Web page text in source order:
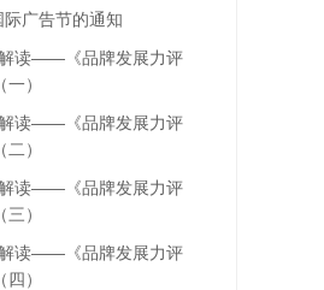
广告节的通知
解读——《品牌发展力评
）
解读——《品牌发展力评
）
解读——《品牌发展力评
）
解读——《品牌发展力评
）